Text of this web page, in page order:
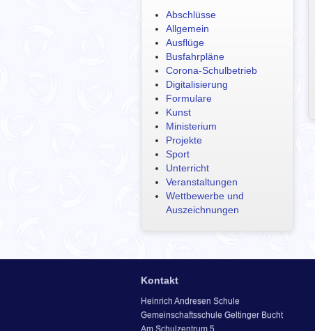
Abschlüsse
Allgemein
Ausflüge
Busfahrpläne
Corona-Schulbetrieb
Digitalisierung
Formulare
Kunst
Ministerium
Projekte
Sport
Unterricht
Veranstaltungen
Wettbewerbe und
Auszeichnungen
Kontakt
Heinrich Andresen Schule
Gemeinschaftsschule Geltinger Bucht
Am Schulzentrum 5